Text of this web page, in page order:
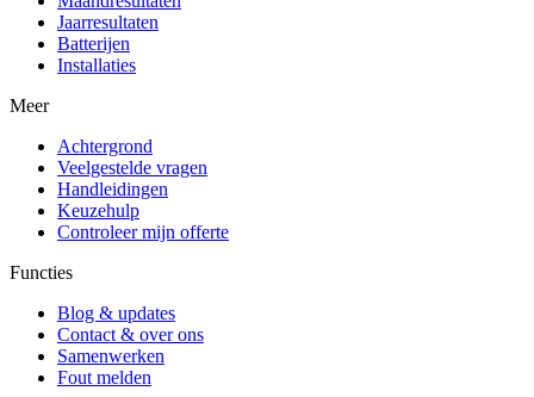
Jaarresultaten
Batterijen
Installaties
Meer
Achtergrond
Veelgestelde vragen
Handleidingen
Keuzehulp
Controleer mijn offerte
Functies
Blog & updates
Contact & over ons
Samenwerken
Fout melden